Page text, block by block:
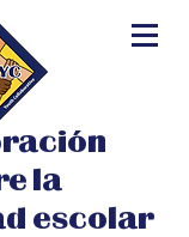
la
escolar